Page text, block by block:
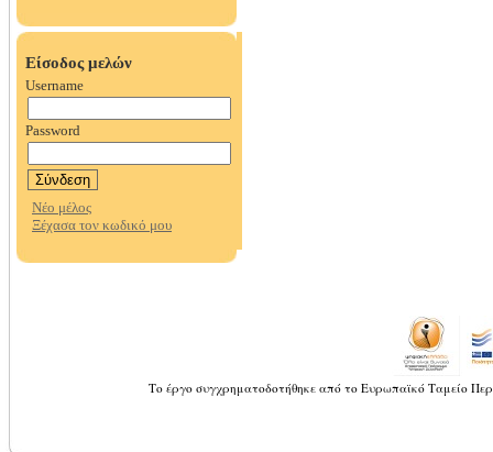
Το έργο συγχρηματοδοτήθηκε από το Ευρωπαϊκό Ταμείο